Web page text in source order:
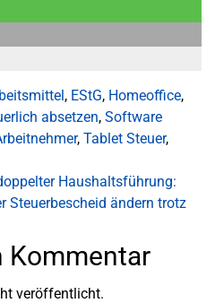
, EStG, Homeoffice,
absetzen, Software
, Tablet Steuer,
Haushaltsführung:
Steuerbescheid ändern trotz
Kommentar
veröffentlicht.